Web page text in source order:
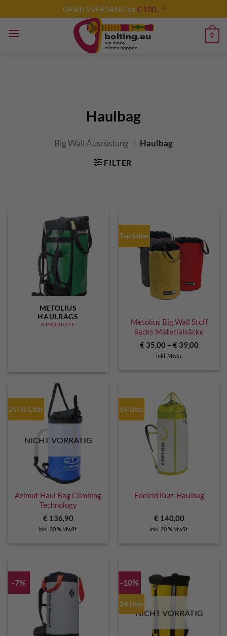
Inhalt
springen
GRATIS VERSAND ab€ 100,- *
0
Haulbag
Big Wall Ausrüstung / Haulbag
FILTER
METOLIUS
HAULBAGS
8 PRODUKTE
Top Seller
Metolius Big Wall Stuff
Sacks Materialsäcke
€35,00– €39,00
inkl. MwSt.
25-35 Liter
NICHT VORRÄTIG
Azimut Haul Bag Climbing
Technology
€136,90
inkl. 20 % MwSt.
55 Liter
Edelrid Kurt Haulbag
€140,00
inkl. 20 % MwSt.
-7% -10%
24 Liter
NICHT VORRÄTIG